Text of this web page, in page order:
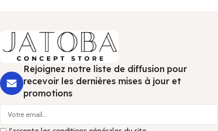
Rejoignez notre liste de diffusion pour
recevoir les dernières mises à jour et
promotions